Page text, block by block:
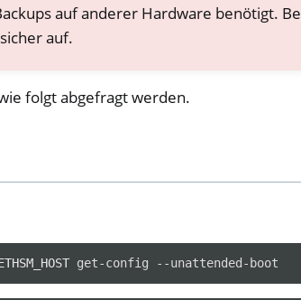
auf anderer Hardware benötigt.
auf.
folgt abgefragt werden.
get-config